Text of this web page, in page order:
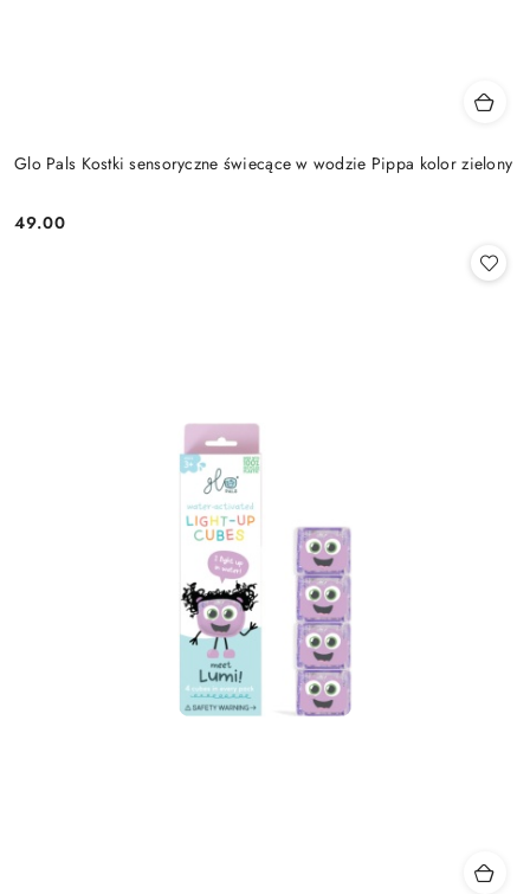
Glo Pals Kostki sensoryczne świecące w wodzie Pippa kolor zielony
Cena:
49.00